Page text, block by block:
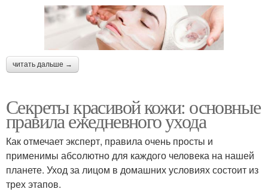
читать дальше →
Секреты красивой кожи: основные
правила ежедневного ухода
Как отмечает эксперт, правила очень просты и
применимы абсолютно для каждого человека на нашей
планете. Уход за лицом в домашних условиях состоит из
трех этапов.